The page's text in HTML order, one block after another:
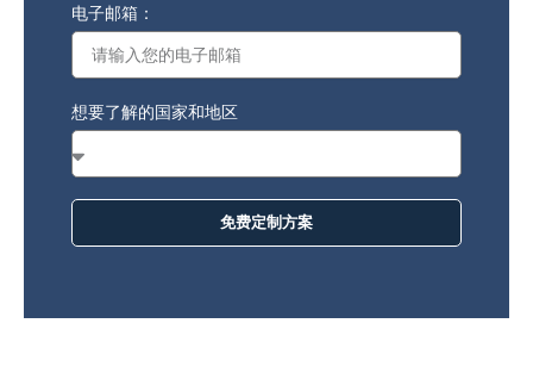
电子邮箱：
想要了解的国家和地区
免费定制方案